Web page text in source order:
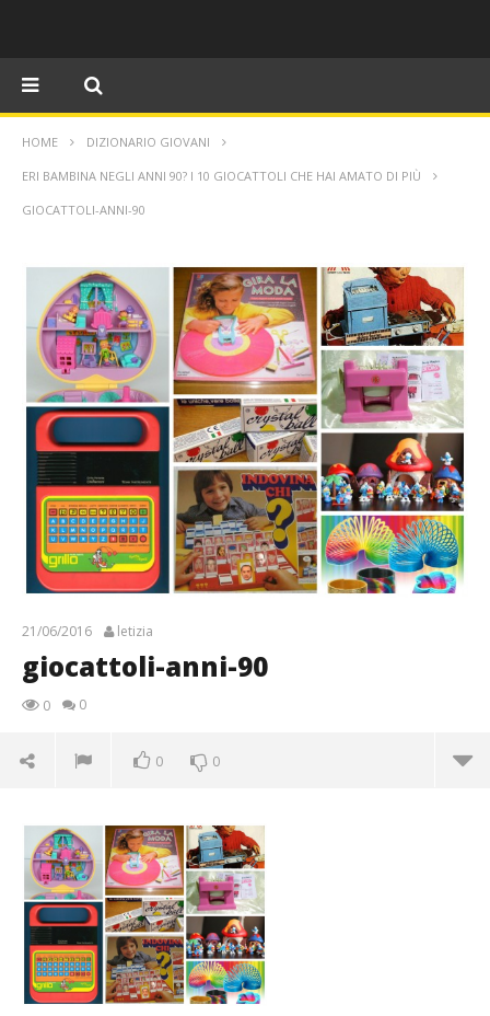
HOME DIZIONARIO GIOVANI
ERI BAMBINA NEGLI ANNI 90? I 10 GIOCATTOLI CHE HAI AMATO DI PIÙ
GIOCATTOLI-ANNI-90
21/06/2016 letizia
giocattoli-anni-90
0 0
0 0
21/06/2016
letizia